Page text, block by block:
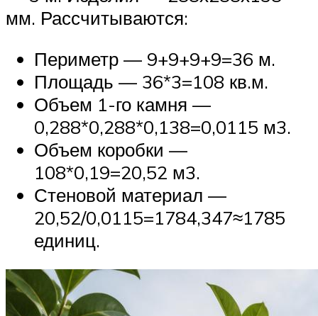
мм. Рассчитываются:
Периметр — 9+9+9+9=36 м.
Площадь — 36*3=108 кв.м.
Объем 1-го камня —
0,288*0,288*0,138=0,0115 м3.
Объем коробки —
108*0,19=20,52 м3.
Стеновой материал —
20,52/0,0115=1784,347≈1785
единиц.